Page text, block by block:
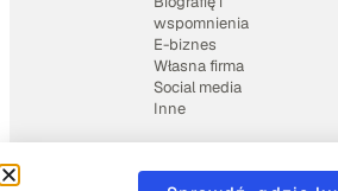
wspomnienia
E-biznes
Własna firma
Social media
Inne
2025 © Books4business.pl